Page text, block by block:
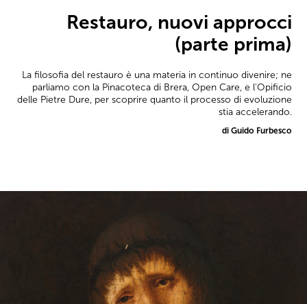
Restauro, nuovi approcci
(parte prima)
La filosofia del restauro è una materia in continuo divenire; ne
parliamo con la Pinacoteca di Brera, Open Care, e l'Opificio
delle Pietre Dure, per scoprire quanto il processo di evoluzione
stia accelerando.
di Guido Furbesco